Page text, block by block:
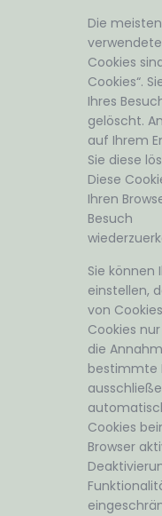
Die
Cookies
Cookies“.
Ihres
gelöscht.
auf Ihrem
Sie diese
Diese
Ihren
Besuch
Sie können
einstellen,
von
Cookies
die
bestimmte
Cookies
Browser